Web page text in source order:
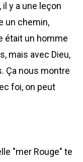
y a une leçon
un chemin,
était un homme
mais avec Dieu,
Ça nous montre
foi, on peut
"mer Rouge" te